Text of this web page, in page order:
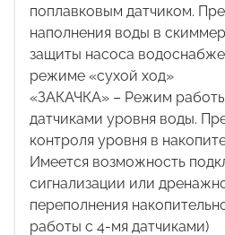
поплавковым датчиком.
наполнения воды в
защиты насоса
режиме «сухой ход»
«ЗАКАЧКА» – Режим
датчиками уровня воды.
контроля уровня в
Имеется возможность
сигнализации или
переполнения
работы с 4-мя датчиками)